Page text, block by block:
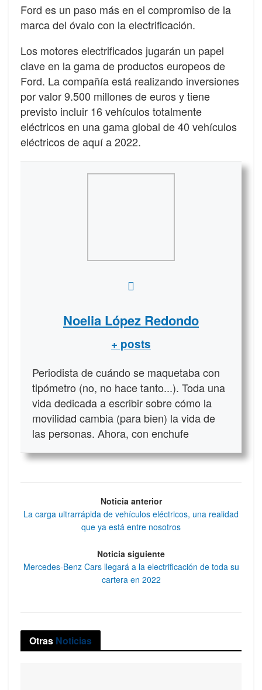
Ford es un paso más en el compromiso de la
marca del óvalo con la electrificación.
Los motores electrificados jugarán un papel
clave en la gama de productos europeos de
Ford. La compañía está realizando inversiones
por valor 9.500 millones de euros y tiene
previsto incluir 16 vehículos totalmente
eléctricos en una gama global de 40 vehículos
eléctricos de aquí a 2022.
Noelia López Redondo
+ posts
Periodista de cuándo se maquetaba con
tipómetro (no, no hace tanto...). Toda una
vida dedicada a escribir sobre cómo la
movilidad cambia (para bien) la vida de
las personas. Ahora, con enchufe
Noticia anterior
La carga ultrarrápida de vehículos eléctricos, una realidad
que ya está entre nosotros
Noticia siguiente
Mercedes-Benz Cars llegará a la electrificación de toda su
cartera en 2022
Otras Noticias